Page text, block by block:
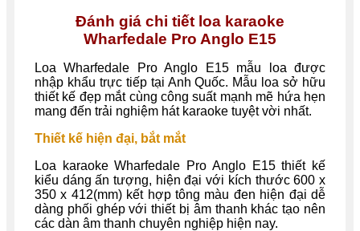
Đánh giá chi tiết loa karaoke
Wharfedale Pro Anglo E15
Loa Wharfedale Pro Anglo E15 mẫu loa được
nhập khẩu trực tiếp tại Anh Quốc. Mẫu loa sở hữu
thiết kế đẹp mắt cùng công suất mạnh mẽ hứa hẹn
mang đến trải nghiệm hát karaoke tuyệt vời nhất.
Thiết kế hiện đại, bắt mắt
Loa karaoke Wharfedale Pro Anglo E15 thiết kế
kiểu dáng ấn tượng, hiện đại với kích thước 600 x
350 x 412(mm) kết hợp tông màu đen hiện đại dễ
dàng phối ghép với thiết bị âm thanh khác tạo nên
các dàn âm thanh chuyên nghiệp hiện nay.